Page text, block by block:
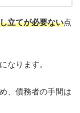
立てが必要ない点
なります。
、債務者の手間は